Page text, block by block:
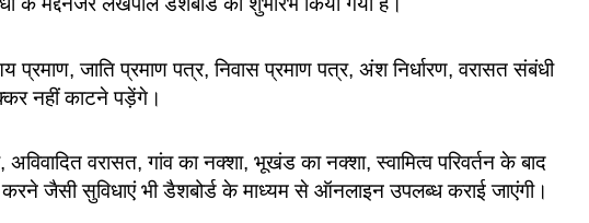
जाति प्रमाण पत्र, निवास प्रमाण पत्र, अंश निर्धारण, वरासत संबंधी
नहीं काटने पड़ेंगे।
वरासत, गांव का नक्शा, भूखंड का नक्शा, स्वामित्व परिवर्तन के बाद
करने जैसी सुविधाएं भी डैशबोर्ड के माध्यम से ऑनलाइन उपलब्ध कराई जाएंगी।